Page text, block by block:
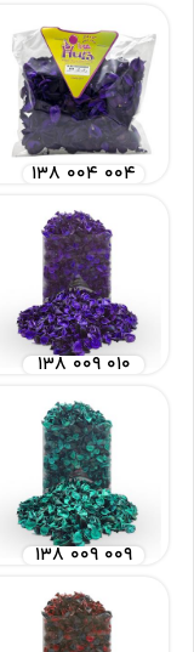
۱۳۸ ۰۰۴ ۰۰۴
۱۳۸ ۰۰۹ ۰۱۰
۱۳۸ ۰۰۹ ۰۰۹